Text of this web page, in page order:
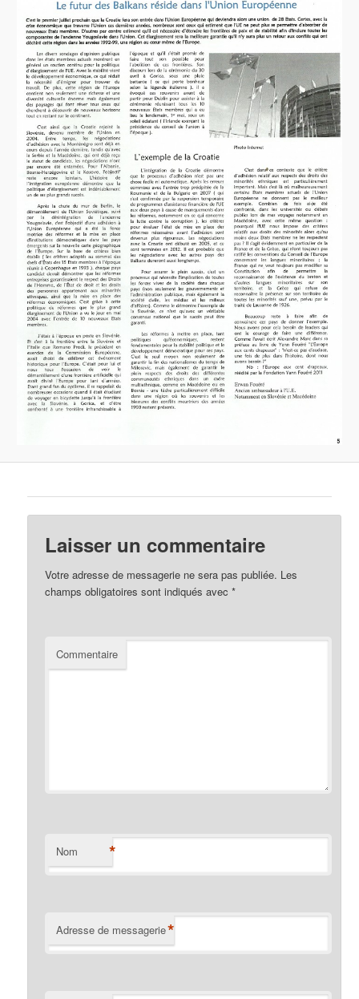
Laisser un commentaire
Votre adresse de messagerie ne sera pas publiée. Les
champs obligatoires sont indiqués avec*
Commentaire
Nom *
Adresse de messagerie*